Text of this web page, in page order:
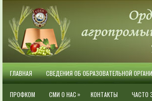
ГЛАВНАЯ СВЕДЕНИЯ ОБ ОБРАЗОВАТЕЛЬНОЙ
ПРОФКОМ СМИ О НАС » КОНТАКТЫ ЧАСТО